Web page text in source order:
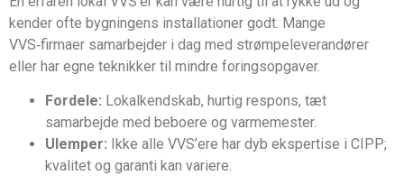
kender ofte bygningens installationer godt. Mange
VVS‑firmaer samarbejder i dag med strømpeleverandører
eller har egne teknikker til mindre foringsopgaver.
Fordele: Lokalkendskab, hurtig respons, tæt
samarbejde med beboere og varmemester.
Ulemper: Ikke alle VVS’ere har dyb ekspertise i CIPP;
kvalitet og garanti kan variere.